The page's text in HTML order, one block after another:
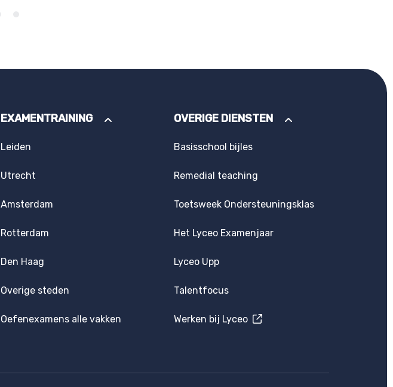
EXAMENTRAINING
Leiden
Utrecht
Amsterdam
Rotterdam
Den Haag
Overige steden
Oefenexamens alle vakken
OVERIGE DIENSTEN
Basisschool bijles
Remedial teaching
Toetsweek Ondersteuningsklas
Het Lyceo Examenjaar
Lyceo Upp
Talentfocus
Werken bij Lyceo